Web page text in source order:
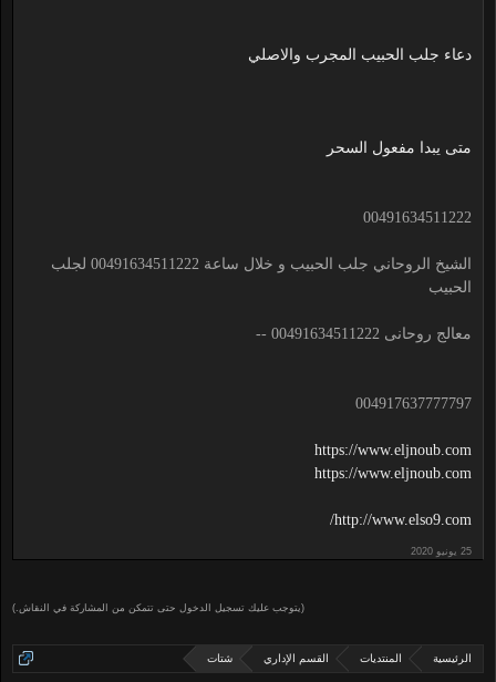
دعاء جلب الحبيب المجرب والاصلي
متى يبدا مفعول السحر
00491634511222
الشيخ الروحاني جلب الحبيب و خلال ساعة 00491634511222 لجلب
الحبيب
معالج روحانى 00491634511222 --
004917637777797
https://www.eljnoub.com
https://www.eljnoub.com
http://www.elso9.com/
(يتوجب عليك تسجيل الدخول حتى تتمكن من المشاركة في النقاش.)
الرئيسية المنتديات القسم الإداري شتات